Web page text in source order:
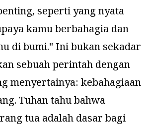
seperti yang nyata
kamu berbahagia dan
di bumi." Ini bukan sekadar
sebuah perintah dengan
menyertainya: kebahagiaan
Tuhan tahu bahwa
tua adalah dasar bagi